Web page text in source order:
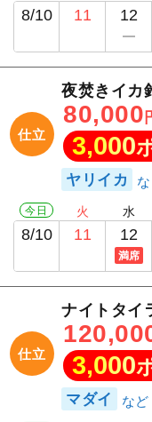
8/10 11 12
仕立
夜焚きイカ
80,000
3,000
ヤリイカ
今日
8/10
火
11
水
12
満席
仕立
ナイトタイ
3,000
マダイ